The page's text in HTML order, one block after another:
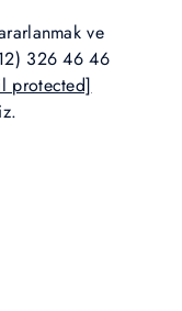
ve
326 46 46
protected]